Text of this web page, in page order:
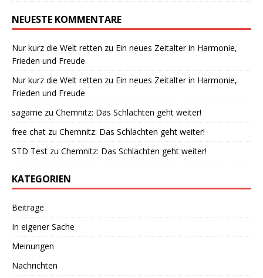
NEUESTE KOMMENTARE
Nur kurz die Welt retten zu Ein neues Zeitalter in Harmonie,
Frieden und Freude
Nur kurz die Welt retten zu Ein neues Zeitalter in Harmonie,
Frieden und Freude
sagame zu Chemnitz: Das Schlachten geht weiter!
free chat zu Chemnitz: Das Schlachten geht weiter!
STD Test zu Chemnitz: Das Schlachten geht weiter!
KATEGORIEN
Beiträge
In eigener Sache
Meinungen
Nachrichten